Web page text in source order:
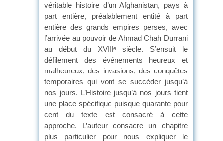
véritable histoire d’un Afghanistan, pays à
part entière, préalablement entité à part
entière des grands empires perses, avec
l’arrivée au pouvoir de Ahmad Chah Durrani
au début du XVIIIesiècle. S’ensuit le
défilement des événements heureux et
malheureux, des invasions, des conquêtes
temporaires qui vont se succéder jusqu’à
nos jours. L’Histoire jusqu’à nos jours tient
une place spécifique puisque quarante pour
cent du texte est consacré à cette
approche. L’auteur consacre un chapitre
plus particulier pour nous expliquer le